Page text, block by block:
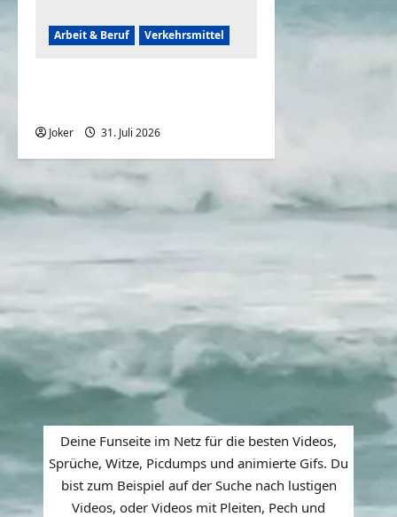
Arbeit & Beruf Verkehrsmittel
Joker 31. Juli 2026
Deine Funseite im Netz für die besten Videos,
Sprüche, Witze, Picdumps und animierte Gifs. Du
bist zum Beispiel auf der Suche nach lustigen
Videos, oder Videos mit Pleiten, Pech und